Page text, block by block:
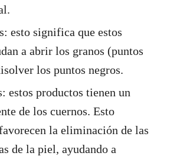
esto significa que estos
a abrir los granos (puntos
los puntos negros.
estos productos tienen un
de los cuernos. Esto
la eliminación de las
de la piel, ayudando a